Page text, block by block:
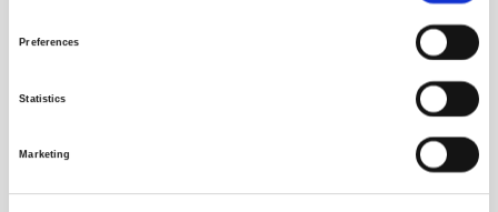
Preferences
Statistics
Marketing